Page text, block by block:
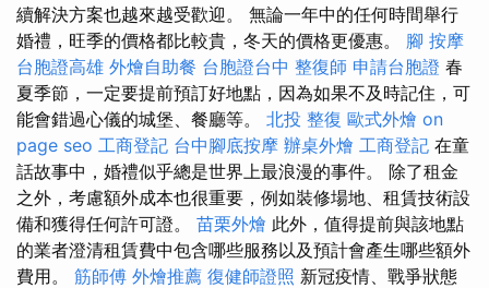
續解決方案也越來越受歡迎。 無論一年中的任何時間舉行
婚禮，旺季的價格都比較貴，冬天的價格更優惠。 腳 按摩
台胞證高雄 外燴自助餐 台胞證台中 整復師 申請台胞證 春
夏季節，一定要提前預訂好地點，因為如果不及時記住，可
能會錯過心儀的城堡、餐廳等。 北投 整復 歐式外燴 on
page seo 工商登記 台中腳底按摩 辦桌外燴 工商登記 在童
話故事中，婚禮似乎總是世界上最浪漫的事件。 除了租金
之外，考慮額外成本也很重要，例如裝修場地、租賃技術設
備和獲得任何許可證。 苗栗外燴 此外，值得提前與該地點
的業者澄清租賃費中包含哪些服務以及預計會產生哪些額外
費用。 筋師傅 外燴推薦 復健師證照 新冠疫情、戰爭狀態